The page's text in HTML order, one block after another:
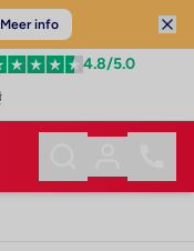
Meer info
4.8/5.0